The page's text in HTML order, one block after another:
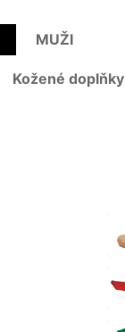
Kožené doplňky
MUŽI